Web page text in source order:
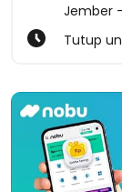
Jember -
Tutup